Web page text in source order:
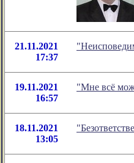
21.11.2021
17:37
19.11.2021
16:57
"Мне всё
18.11.2021
13:05